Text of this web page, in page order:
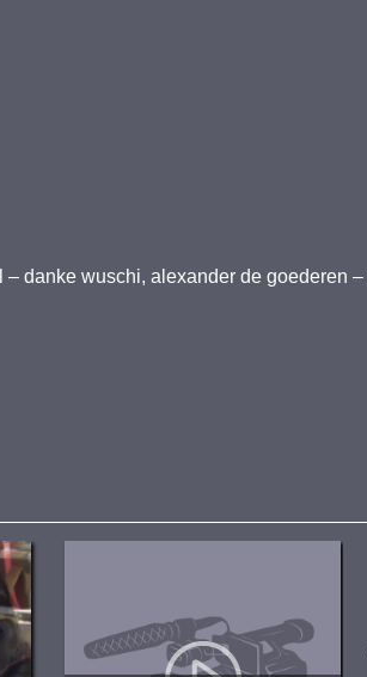
danke wuschi, alexander de goederen –